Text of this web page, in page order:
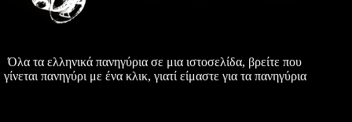
Όλα τα ελληνικά πανηγύρια σε μια ιστοσελίδα, βρείτε που
γίνεται πανηγύρι με ένα κλικ, γιατί είμαστε για τα πανηγύρια